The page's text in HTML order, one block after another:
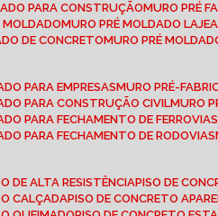
PARA CONSTRUÇÃO
MURO PRÉ
MOLDADO
MURO PRÉ MOLDADO
DE CONCRETO
MURO PRÉ
PARA EMPRESAS
MURO PRÉ-
PARA CONSTRUÇÃO CIVIL
MURO
PARA FECHAMENTO DE FERROVIAS
PARA FECHAMENTO DE RODOVIAS
DE ALTA RESISTÊNCIA PISO DE
CALÇADA PISO DE CONCRETO